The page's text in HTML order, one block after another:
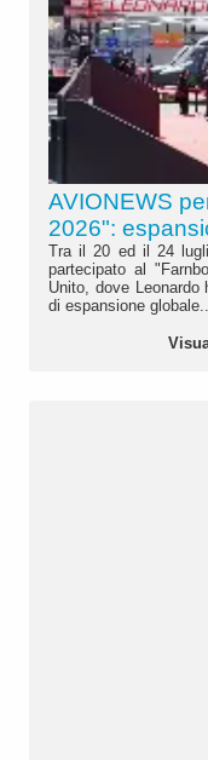
AVIONEWS
2026":
Tra il 20 ed il 24
partecipato al
Unito, dove
di espansione